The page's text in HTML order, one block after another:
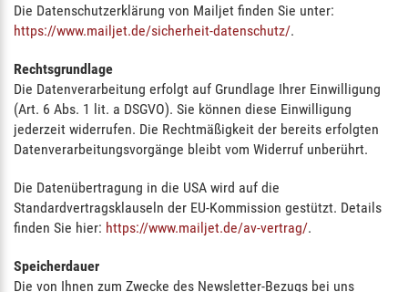
Die Datenschutzerklärung von Mailjet finden Sie unter:
https://www.mailjet.de/sicherheit-datenschutz/.
Rechtsgrundlage
Die Datenverarbeitung erfolgt auf Grundlage Ihrer Einwilligung
(Art. 6 Abs. 1 lit. a DSGVO). Sie können diese Einwilligung
jederzeit widerrufen. Die Rechtmäßigkeit der bereits erfolgten
Datenverarbeitungsvorgänge bleibt vom Widerruf unberührt.
Die Datenübertragung in die USA wird auf die
Standardvertragsklauseln der EU-Kommission gestützt. Details
finden Sie hier: https://www.mailjet.de/av-vertrag/.
Speicherdauer
Die von Ihnen zum Zwecke des Newsletter-Bezugs bei uns